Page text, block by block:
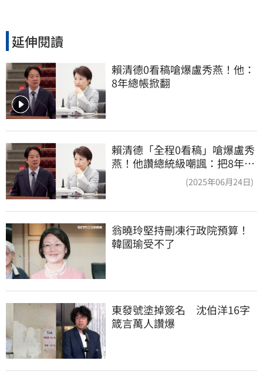
延伸閱讀
賴清德0看稿嗆爆盧秀燕！他：
8年總帳掀翻
賴清德「全程0看稿」嗆爆盧秀
燕！他讚總統級嘲諷：把8年總
(2025年06月24日)
翁曉玲堅持刪凍行政院預算！
韓國瑜受不了
東發號塗掉簽名　沈伯洋16字
箴言萬人讚爆